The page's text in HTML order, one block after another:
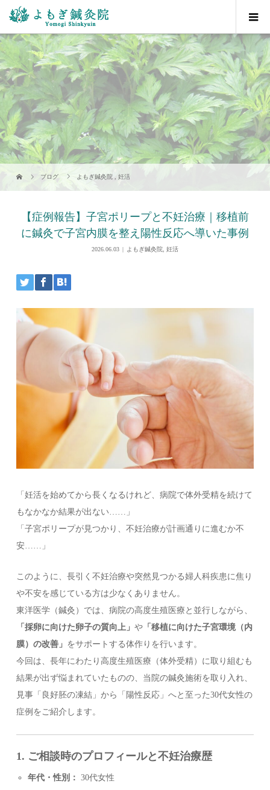
ブログ よもぎ鍼灸院 ,妊活
【症例報告】子宮ポリープと不妊治療｜移植前
に鍼灸で子宮内膜を整え陽性反応へ導いた事例
2026.06.03 よもぎ鍼灸院, 妊活
「妊活を始めてから長くなるけれど、病院で体外受精を続けて
もなかなか結果が出ない……」
「子宮ポリープが見つかり、不妊治療が計画通りに進むか不
安……」
このように、長引く不妊治療や突然見つかる婦人科疾患に焦り
や不安を感じている方は少なくありません。
東洋医学（鍼灸）では、病院の高度生殖医療と並行しながら、
「採卵に向けた卵子の質向上」や 「移植に向けた子宮環境（内
膜）の改善」 をサポートする体作りを行います。
今回は、長年にわたり高度生殖医療（体外受精）に取り組むも
結果が出ず悩まれていたものの、当院の鍼灸施術を取り入れ、
見事「良好胚の凍結」から「陽性反応」へと至った30代女性の
症例をご紹介します。
1. ご相談時のプロフィールと不妊治療歴
年代・性別： 30代女性